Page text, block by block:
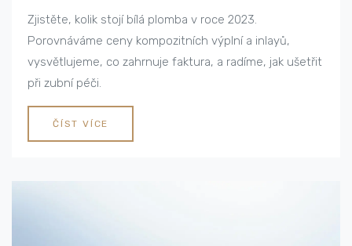
Zjistěte, kolik stojí bílá plomba v roce 2023.
Porovnáváme ceny kompozitních výplní a inlayů,
vysvětlujeme, co zahrnuje faktura, a radíme, jak ušetřit
při zubní péči.
ČÍST VÍCE